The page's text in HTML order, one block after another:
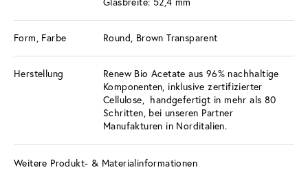
Form, Farbe Round, Brown Transparent
Herstellung
Renew Bio Acetate aus 96% nachhaltige
Komponenten, inklusive zertifizierter
Cellulose, handgefertigt in mehr als 80
Schritten, bei unseren Partner
Manufakturen in Norditalien.
Weitere Produkt- & Materialinformationen